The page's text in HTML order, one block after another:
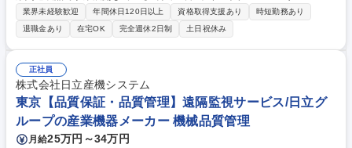
ンジニア業務をお任せいたします。 【業務内容】 ■顧客先に設置されてい
るホイストクレーンについて、設置後のアフターメンテナンス対応(保守
メンテナンス対応、修理・更新計画の提案等) ※建物への建設改変等の実
作業は発生致しません。 募集職種 岡山【サービスエンジニア(ホイスト)】
日立グループの産業機器メーカー
業界未経験歓迎 年間休日120日以上 資格取得支援あり
時短勤務あり
退職金あり
在宅OK 完全週休2日制 土日祝休み
正社員
株式会社日立産機システム
東京【品質保証・品質管理】遠隔監視サービス/日立グ
ループの産業機器メーカー 機械品質管理
月給25万円～34万円